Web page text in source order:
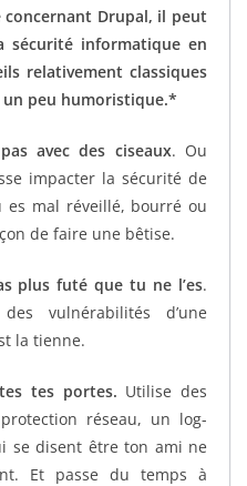
concernant Drupal, il peut
sécurité informatique en
relativement classiques
un peu humoristique.*
avec des ciseaux. Ou
impacter la sécurité de
mal réveillé, bourré ou
de faire une bêtise.
plus futé que tu ne l’es.
vulnérabilités d’une
la tienne.
tes portes. Utilise des
réseau, un log-
se disent être ton ami ne
Et passe du temps à